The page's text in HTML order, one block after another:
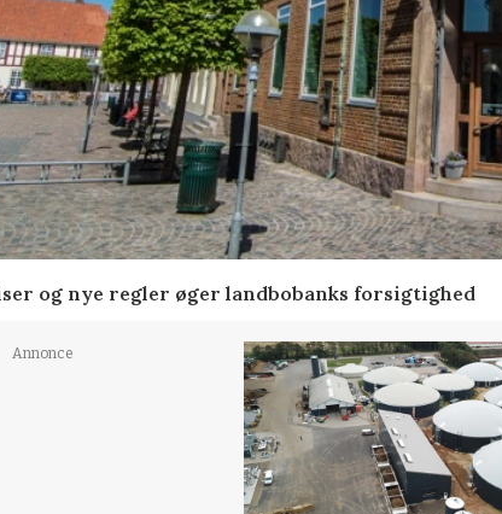
og nye regler øger landbobanks forsigtighed
Annonce